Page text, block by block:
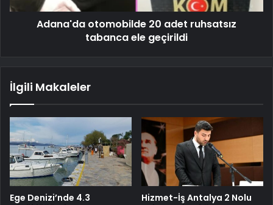
Adana'da otomobilde 20 adet ruhsatsız
tabanca ele geçirildi
İlgili Makaleler
Ege Denizi’nde 4.3
Hizmet-İş Antalya 2 Nolu